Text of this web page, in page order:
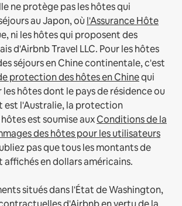
ne protège pas les hôtes qui
au Japon, où l'Assurance Hôte
ni les hôtes qui proposent des
d'Airbnb Travel LLC. Pour les hôtes
séjours en Chine continentale, c'est
protection des hôtes en Chinequi
les hôtes dont le pays de résidence ou
est l'Australie, la protection
est soumise auxConditions de la
des hôtes pour les utilisateurs
pas que tous les montants de
en dollars américains.
situés dans l'État de Washington,